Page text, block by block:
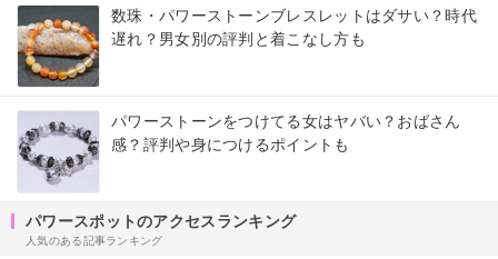
数珠・パワーストーンブレスレットはダサい？時代
遅れ？男女別の評判と着こなし方も
パワーストーンをつけてる女はヤバい？おばさん
感？評判や身につけるポイントも
パワースポットのアクセスランキング
人気のある記事ランキング